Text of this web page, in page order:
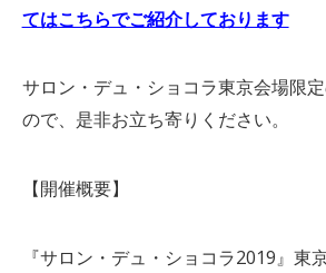
てはこちらでご紹介しております
サロン・デュ・ショコラ東京会場限
ので、是非お立ち寄りください。
【開催概要】
『サロン・デュ・ショコラ2019』東